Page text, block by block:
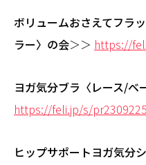
ボリュームおさえてフラ
ラー〉の会＞＞ https://
ヨガ気分ブラ〈レース/ベ
https://feli.jp/s/
ヒップサポートヨガ気分